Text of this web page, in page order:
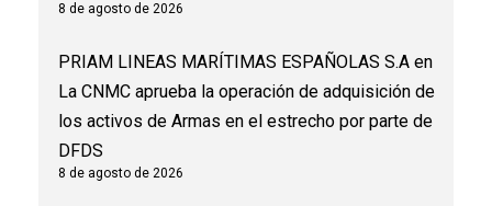
8 de agosto de 2026
PRIAM LINEAS MARÍTIMAS ESPAÑOLAS S.A en
La CNMC aprueba la operación de adquisición de
los activos de Armas en el estrecho por parte de
DFDS
8 de agosto de 2026